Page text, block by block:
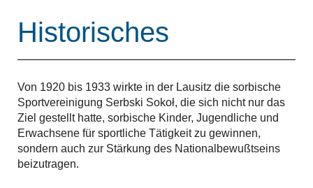
Historisches
Von 1920 bis 1933 wirkte in der Lausitz die sorbische
Sportvereinigung Serbski Sokoł, die sich nicht nur das
Ziel gestellt hatte, sorbische Kinder, Jugendliche und
Erwachsene für sportliche Tätigkeit zu gewinnen,
sondern auch zur Stärkung des Nationalbewußtseins
beizutragen.